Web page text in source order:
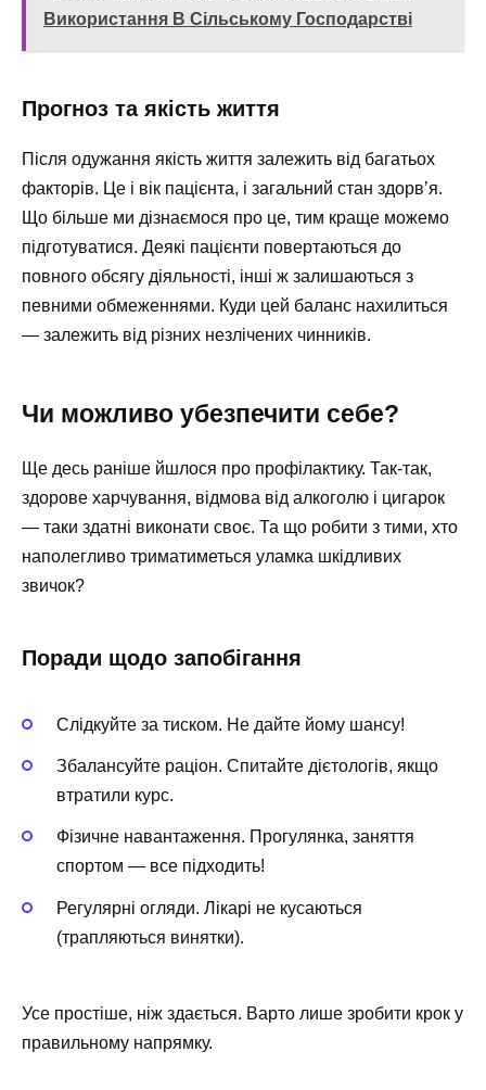
Використання В Сільському Господарстві
Прогноз та якість життя
Після одужання якість життя залежить від багатьох
факторів. Це і вік пацієнта, і загальний стан здорв’я.
Що більше ми дізнаємося про це, тим краще можемо
підготуватися. Деякі пацієнти повертаються до
повного обсягу діяльності, інші ж залишаються з
певними обмеженнями. Куди цей баланс нахилиться
— залежить від різних незлічених чинників.
Чи можливо убезпечити себе?
Ще десь раніше йшлося про профілактику. Так-так,
здорове харчування, відмова від алкоголю і цигарок
— таки здатні виконати своє. Та що робити з тими, хто
наполегливо триматиметься уламка шкідливих
звичок?
Поради щодо запобігання
Слідкуйте за тиском. Не дайте йому шансу!
Збалансуйте раціон. Спитайте дієтологів, якщо
втратили курс.
Фізичне навантаження. Прогулянка, заняття
спортом — все підходить!
Регулярні огляди. Лікарі не кусаються
(трапляються винятки).
Усе простіше, ніж здається. Варто лише зробити крок у
правильному напрямку.